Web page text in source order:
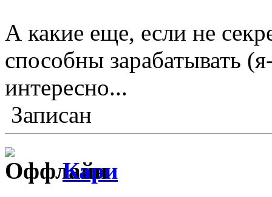
А какие еще, если не
способны зарабатывать
интересно...
Записан
Кари